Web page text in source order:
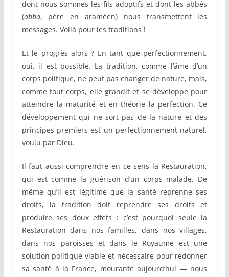
dont nous sommes les fils adoptifs et dont les abbés
(abba, père en araméen) nous transmettent les
messages. Voilà pour les traditions !
Et le progrès alors ? En tant que perfectionnement,
oui, il est possible. La tradition, comme l’âme d’un
corps politique, ne peut pas changer de nature, mais,
comme tout corps, elle grandit et se développe pour
atteindre la maturité et en théorie la perfection. Ce
développement qui ne sort pas de la nature et des
principes premiers est un perfectionnement naturel,
voulu par Dieu.
Il faut aussi comprendre en ce sens la Restauration,
qui est comme la guérison d’un corps malade. De
même qu’il est légitime que la santé reprenne ses
droits, la tradition doit reprendre ses droits et
produire ses doux effets : c’est pourquoi seule la
Restauration dans nos familles, dans nos villages,
dans nos paroisses et dans le Royaume est une
solution politique viable et nécessaire pour redonner
sa santé à la France, mourante aujourd’hui — nous